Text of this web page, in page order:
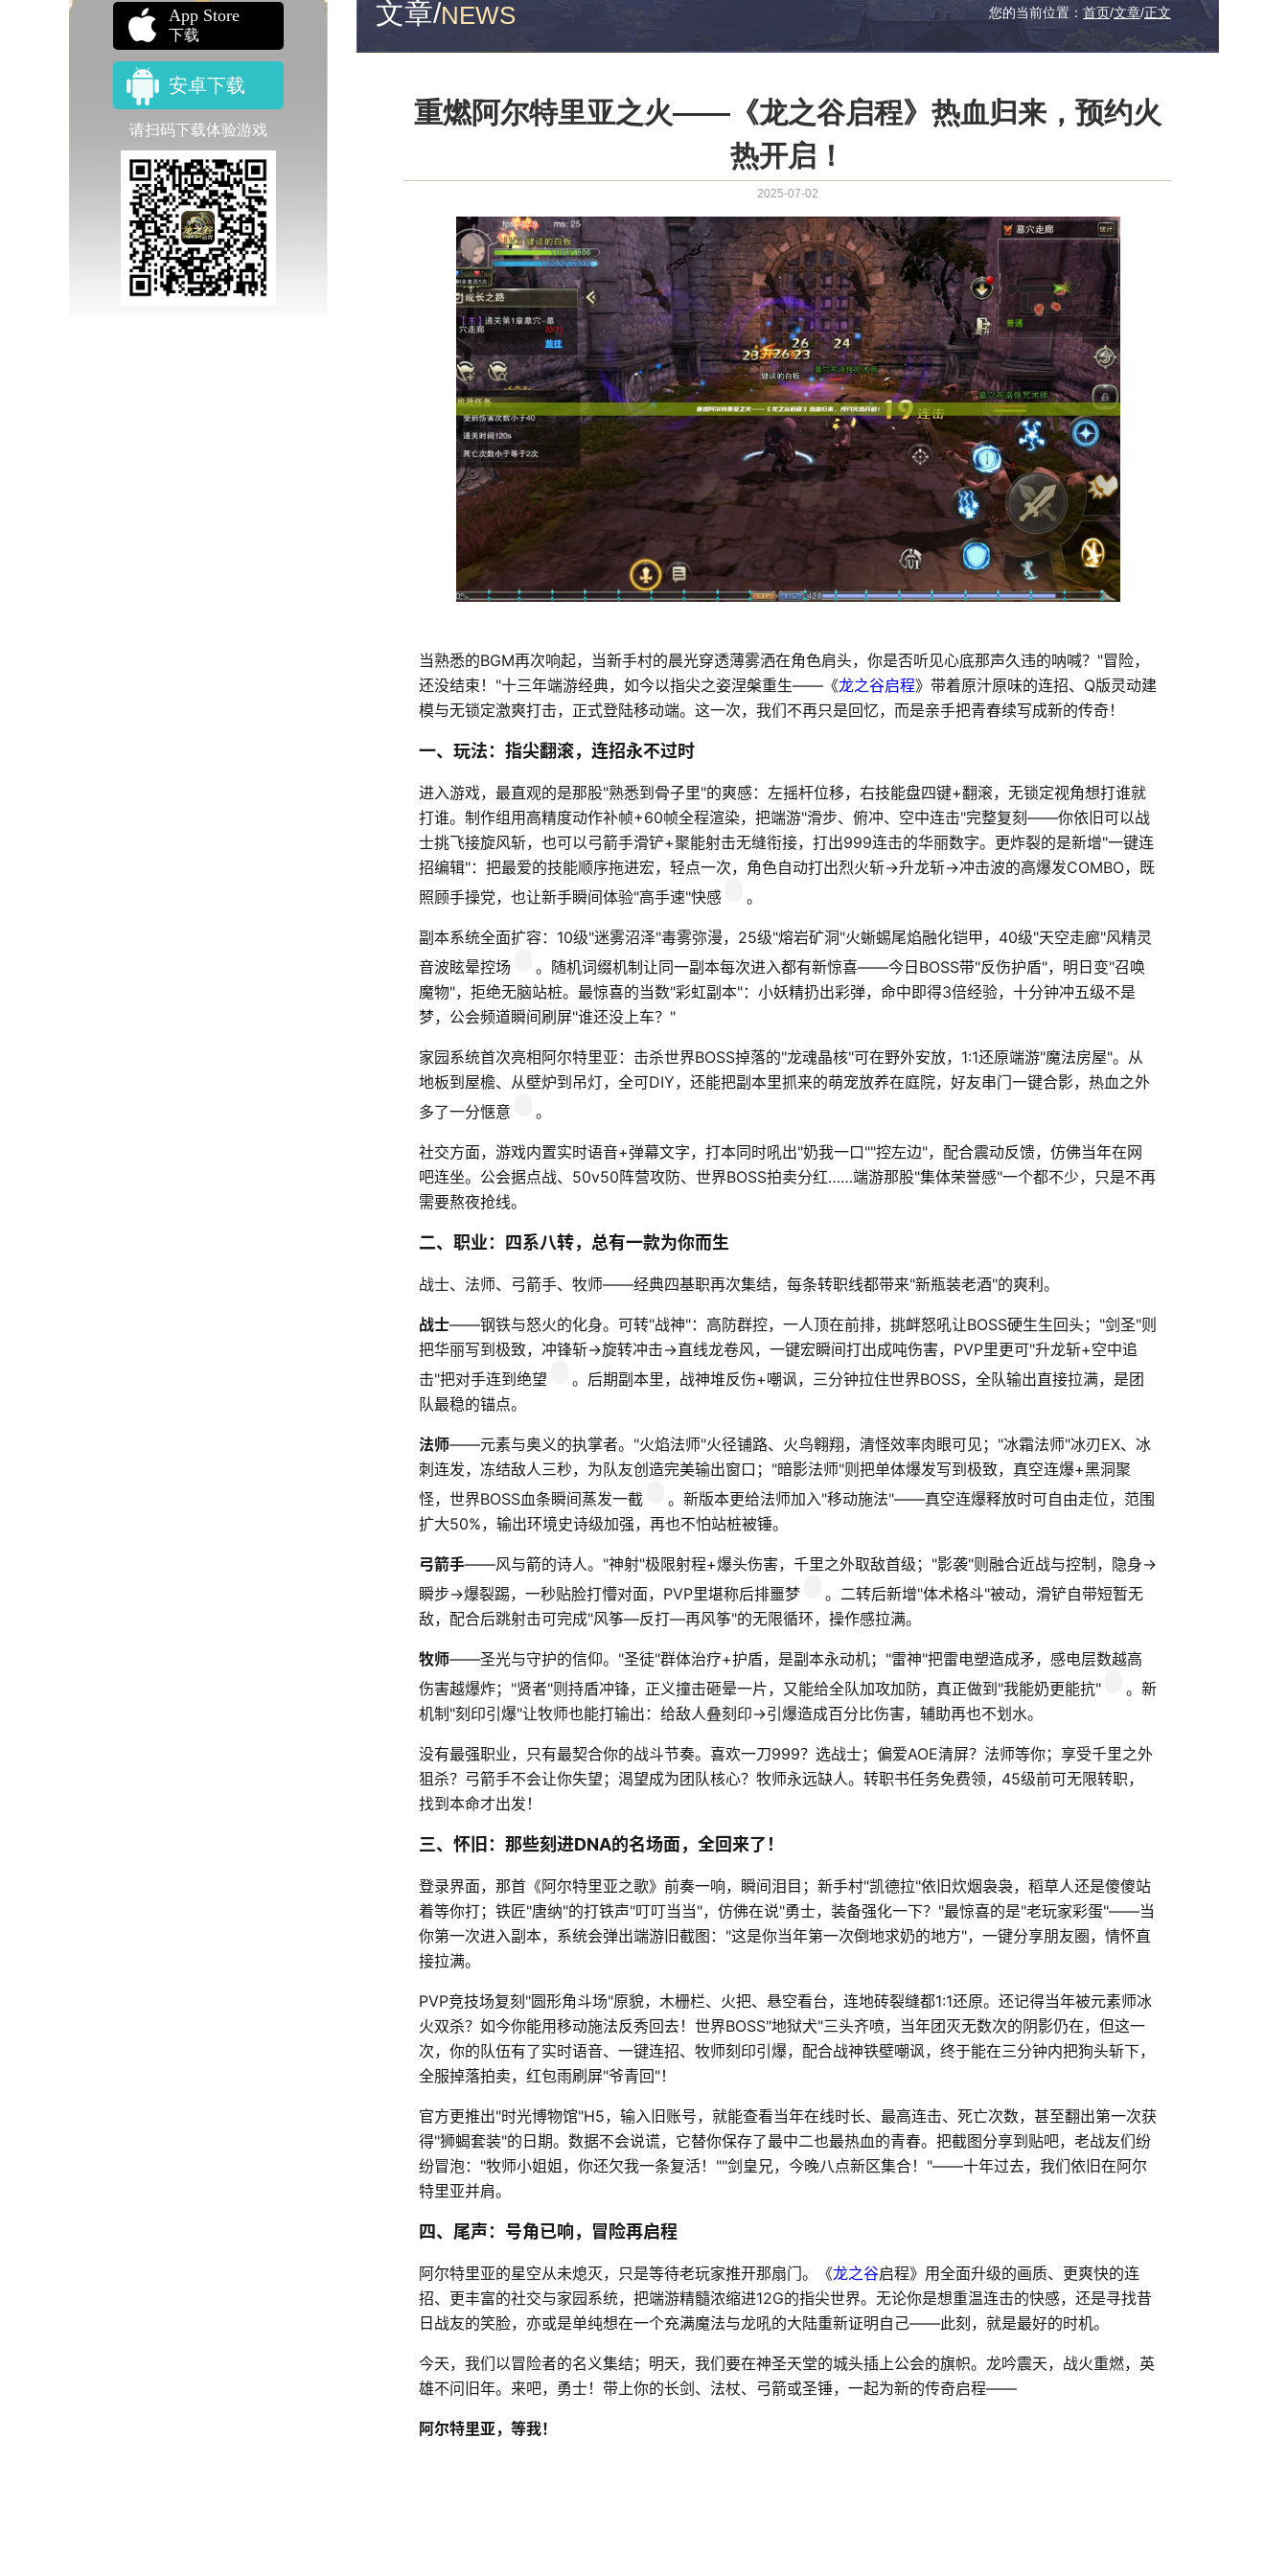
App Store
下载
安卓下载
请扫码下载体验游戏
文章/NEWS 您的当前位置： 首页/文章/正文
重燃阿尔特里亚之火——《龙之谷启程》热血归来，预约火
热开启！
2025-07-02
当熟悉的BGM再次响起，当新手村的晨光穿透薄雾洒在角色肩头，你是否听见心底那声久违的呐喊？"冒险，
还没结束！"十三年端游经典，如今以指尖之姿涅槃重生——《龙之谷启程》带着原汁原味的连招、Q版灵动建
模与无锁定激爽打击，正式登陆移动端。这一次，我们不再只是回忆，而是亲手把青春续写成新的传奇！
一、玩法：指尖翻滚，连招永不过时
进入游戏，最直观的是那股"熟悉到骨子里"的爽感：左摇杆位移，右技能盘四键+翻滚，无锁定视角想打谁就
打谁。制作组用高精度动作补帧+60帧全程渲染，把端游"滑步、俯冲、空中连击"完整复刻——你依旧可以战
士挑飞接旋风斩，也可以弓箭手滑铲+聚能射击无缝衔接，打出999连击的华丽数字。更炸裂的是新增"一键连
招编辑"：把最爱的技能顺序拖进宏，轻点一次，角色自动打出烈火斩→升龙斩→冲击波的高爆发COMBO，既
照顾手操党，也让新手瞬间体验"高手速"快感
。
副本系统全面扩容：10级"迷雾沼泽"毒雾弥漫，25级"熔岩矿洞"火蜥蜴尾焰融化铠甲，40级"天空走廊"风精灵
音波眩晕控场
。随机词缀机制让同一副本每次进入都有新惊喜——今日BOSS带"反伤护盾"，明日变"召唤
魔物"，拒绝无脑站桩。最惊喜的当数"彩虹副本"：小妖精扔出彩弹，命中即得3倍经验，十分钟冲五级不是
梦，公会频道瞬间刷屏"谁还没上车？"
家园系统首次亮相阿尔特里亚：击杀世界BOSS掉落的"龙魂晶核"可在野外安放，1:1还原端游"魔法房屋"。从
地板到屋檐、从壁炉到吊灯，全可DIY，还能把副本里抓来的萌宠放养在庭院，好友串门一键合影，热血之外
多了一分惬意
。
社交方面，游戏内置实时语音+弹幕文字，打本同时吼出"奶我一口""控左边"，配合震动反馈，仿佛当年在网
吧连坐。公会据点战、50v50阵营攻防、世界BOSS拍卖分红……端游那股"集体荣誉感"一个都不少，只是不再
需要熬夜抢线。
二、职业：四系八转，总有一款为你而生
战士、法师、弓箭手、牧师——经典四基职再次集结，每条转职线都带来"新瓶装老酒"的爽利。
战士——钢铁与怒火的化身。可转"战神"：高防群控，一人顶在前排，挑衅怒吼让BOSS硬生生回头；"剑圣"则
把华丽写到极致，冲锋斩→旋转冲击→直线龙卷风，一键宏瞬间打出成吨伤害，PVP里更可"升龙斩+空中追
击"把对手连到绝望
。后期副本里，战神堆反伤+嘲讽，三分钟拉住世界BOSS，全队输出直接拉满，是团
队最稳的锚点。
法师——元素与奥义的执掌者。"火焰法师"火径铺路、火鸟翱翔，清怪效率肉眼可见；"冰霜法师"冰刃EX、冰
刺连发，冻结敌人三秒，为队友创造完美输出窗口；"暗影法师"则把单体爆发写到极致，真空连爆+黑洞聚
怪，世界BOSS血条瞬间蒸发一截
。新版本更给法师加入"移动施法"——真空连爆释放时可自由走位，范围
扩大50%，输出环境史诗级加强，再也不怕站桩被锤。
弓箭手——风与箭的诗人。"神射"极限射程+爆头伤害，千里之外取敌首级；"影袭"则融合近战与控制，隐身→
瞬步→爆裂踢，一秒贴脸打懵对面，PVP里堪称后排噩梦
。二转后新增"体术格斗"被动，滑铲自带短暂无
敌，配合后跳射击可完成"风筝—反打—再风筝"的无限循环，操作感拉满。
牧师——圣光与守护的信仰。"圣徒"群体治疗+护盾，是副本永动机；"雷神"把雷电塑造成矛，感电层数越高
伤害越爆炸；"贤者"则持盾冲锋，正义撞击砸晕一片，又能给全队加攻加防，真正做到"我能奶更能抗"
。新
机制"刻印引爆"让牧师也能打输出：给敌人叠刻印→引爆造成百分比伤害，辅助再也不划水。
没有最强职业，只有最契合你的战斗节奏。喜欢一刀999？选战士；偏爱AOE清屏？法师等你；享受千里之外
狙杀？弓箭手不会让你失望；渴望成为团队核心？牧师永远缺人。转职书任务免费领，45级前可无限转职，
找到本命才出发！
三、怀旧：那些刻进DNA的名场面，全回来了！
登录界面，那首《阿尔特里亚之歌》前奏一响，瞬间泪目；新手村"凯德拉"依旧炊烟袅袅，稻草人还是傻傻站
着等你打；铁匠"唐纳"的打铁声"叮叮当当"，仿佛在说"勇士，装备强化一下？"最惊喜的是"老玩家彩蛋"——当
你第一次进入副本，系统会弹出端游旧截图："这是你当年第一次倒地求奶的地方"，一键分享朋友圈，情怀直
接拉满。
PVP竞技场复刻"圆形角斗场"原貌，木栅栏、火把、悬空看台，连地砖裂缝都1:1还原。还记得当年被元素师冰
火双杀？如今你能用移动施法反秀回去！世界BOSS"地狱犬"三头齐喷，当年团灭无数次的阴影仍在，但这一
次，你的队伍有了实时语音、一键连招、牧师刻印引爆，配合战神铁壁嘲讽，终于能在三分钟内把狗头斩下，
全服掉落拍卖，红包雨刷屏"爷青回"！
官方更推出"时光博物馆"H5，输入旧账号，就能查看当年在线时长、最高连击、死亡次数，甚至翻出第一次获
得"狮蝎套装"的日期。数据不会说谎，它替你保存了最中二也最热血的青春。把截图分享到贴吧，老战友们纷
纷冒泡："牧师小姐姐，你还欠我一条复活！""剑皇兄，今晚八点新区集合！"——十年过去，我们依旧在阿尔
特里亚并肩。
四、尾声：号角已响，冒险再启程
阿尔特里亚的星空从未熄灭，只是等待老玩家推开那扇门。《龙之谷启程》用全面升级的画质、更爽快的连
招、更丰富的社交与家园系统，把端游精髓浓缩进12G的指尖世界。无论你是想重温连击的快感，还是寻找昔
日战友的笑脸，亦或是单纯想在一个充满魔法与龙吼的大陆重新证明自己——此刻，就是最好的时机。
今天，我们以冒险者的名义集结；明天，我们要在神圣天堂的城头插上公会的旗帜。龙吟震天，战火重燃，英
雄不问旧年。来吧，勇士！带上你的长剑、法杖、弓箭或圣锤，一起为新的传奇启程——
阿尔特里亚，等我！